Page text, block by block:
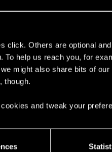
click. Others are optional
help us reach you, for
might also share bits of
though.
and tweak your
la ville des rêves pour
notre dernier épisode